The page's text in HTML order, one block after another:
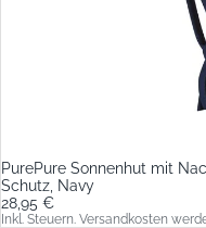
PurePure Sonnenhut mit
Schutz, Navy
28,95 €
Inkl. Steuern. Versandkosten